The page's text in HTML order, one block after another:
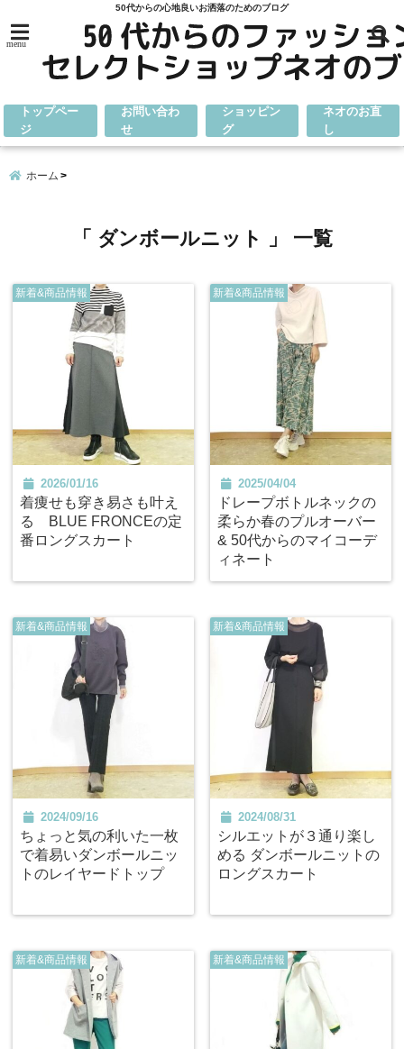
50代からの心地良いお洒落のためのブログ
menu
トップペー
ジ
お問い合わ
せ
ショッピン
グ
ネオのお直
し
ホーム
「 ダンボールニット 」 一覧
新着&商品情報
2026/01/16
着痩せも穿き易さも叶え
る BLUE FRONCEの定
番ロングスカート
新着&商品情報
2025/04/04
ドレープボトルネックの
柔らか春のプルオーバー
& 50代からのマイコーデ
ィネート
新着&商品情報
2024/09/16
ちょっと気の利いた一枚
で着易いダンボールニッ
トのレイヤードトップ
新着&商品情報
2024/08/31
シルエットが３通り楽し
める ダンボールニットの
ロングスカート
新着&商品情報 新着&商品情報